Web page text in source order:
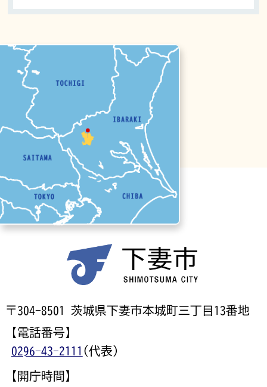
〒304-8501 茨城県下妻市本城町三丁目13番地
【電話番号】
0296-43-2111 (代表)
【開庁時間】